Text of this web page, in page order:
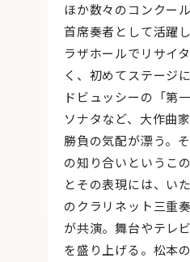
ほか数々のコンクー
首席奏者として活躍
ラザホールでリサイ
く、初めてステージ
ドビュッシーの「第
ソナタなど、大作曲
勝負の気配が漂う。
の知り合いというこ
とその表現には、い
のクラリネット三重
が共演。舞台やテレ
を盛り上げる。松本